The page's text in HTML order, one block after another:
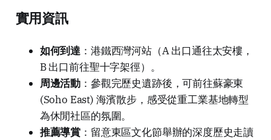
實用資訊
如何到達 ：港鐵西灣河站（A 出口通往太安樓，
B 出口前往聖十字架徑）。
周邊活動 ：參觀完歷史遺跡後，可前往蘇豪東
(Soho East) 海濱散步，感受從重工業基地轉型
為休閒社區的氛圍。
推薦導賞 ：留意東區文化節舉辦的深度歷史走讀